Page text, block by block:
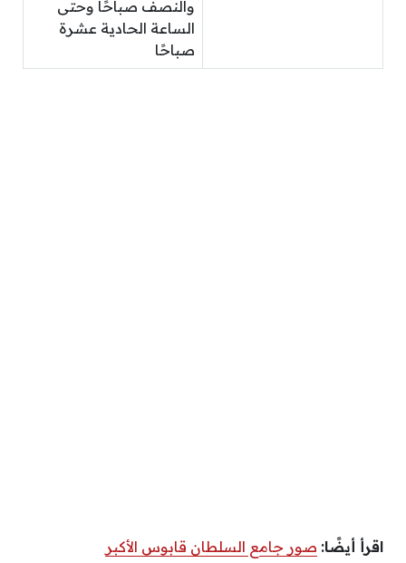
والنصف صباحًا وحتى
الساعة الحادية عشرة
صباحًا
اقرأ أيضًا: صور جامع السلطان قابوس الأكبر